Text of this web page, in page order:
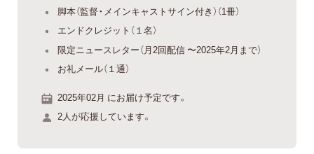
脚本（監督・メインキャストサイン付き）（1冊）
エンドクレジット（１名）
限定ニュースレター（月2回配信 〜2025年2月まで）
お礼メール（１通）
2025年02月 にお届け予定です。
2人が応援しています。